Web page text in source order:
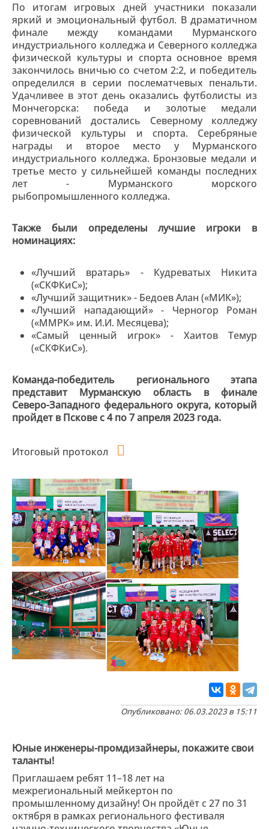
По итогам игровых дней участники показали
яркий и эмоциональный футбол. В драматичном
финале между командами Мурманского
индустриального колледжа и Северного колледжа
физической культуры и спорта основное время
закончилось вничью со счетом 2:2, и победитель
определился в серии послематчевых пенальти.
Удачливее в этот день оказались футболисты из
Мончегорска: победа и золотые медали
соревнований достались Северному колледжу
физической культуры и спорта. Серебряные
награды и второе место у Мурманского
индустриального колледжа. Бронзовые медали и
третье место у сильнейшей команды последних
лет - Мурманского морского
рыбопромышленного колледжа.
Также были определены лучшие игроки в
номинациях:
«Лучший вратарь» - Кудреватых Никита
(«СКФКиС»);
«Лучший защитник» - Бедоев Алан («МИК»);
«Лучший нападающий» - Черногор Роман
(«ММРК» им. И.И. Месяцева);
«Самый ценный игрок» - Хаитов Темур
(«СКФКиС»).
Команда-победитель регионального этапа
представит Мурманскую область в финале
Северо-Западного федерального округа, который
пройдет в Пскове с 4 по 7 апреля 2023 года.
Итоговый протокол
Опубликовано: 06.03.2023 в 15:11
Юные инженеры-промдизайнеры, покажите свои
таланты!
Приглашаем ребят 11–18 лет на
межрегиональный мейкертон по
промышленному дизайну! Он пройдёт с 27 по 31
октября в рамках регионального фестиваля